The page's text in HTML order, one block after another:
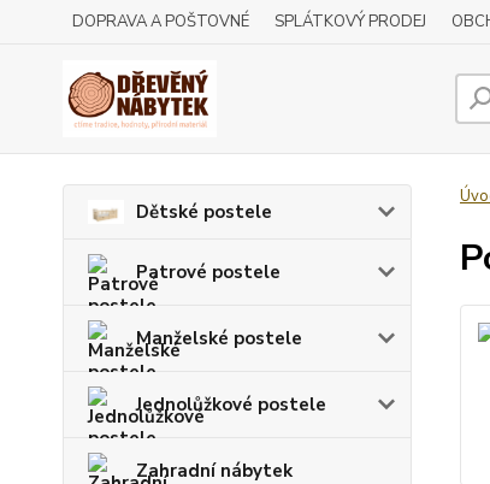
DOPRAVA A POŠTOVNÉ SPLÁTKOVÝ PRODEJ
Dětské postele
Patrové postele
Manželské postele
Jednolůžkové postele
Zahradní nábytek